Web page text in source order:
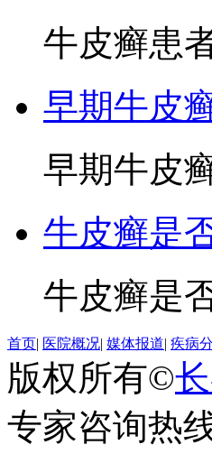
牛皮癣患
早期牛皮
早期牛皮
牛皮癣是
牛皮癣是
首页| 医院概况| 媒体报道| 疾病
版权所有©
专家咨询热